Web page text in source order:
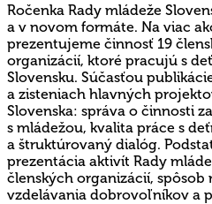
Ročenka Rady mládeže
a v novom formáte. Na viac
prezentujeme činnosť 19
organizácií, ktoré pracujú s
Slovensku. Súčasťou
a zisteniach hlavných
Slovenska: správa o činnosti
s mládežou, kvalita práce s
a štruktúrovaný dialóg.
prezentácia aktivít Rady
členských organizácií, spôsob
vzdelávania dobrovoľníkov a